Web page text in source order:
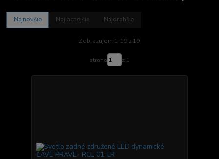
Najnovšie Najlacnejšie Najdrahšie
Zobrazujem 1-19 z 19
strana z 1